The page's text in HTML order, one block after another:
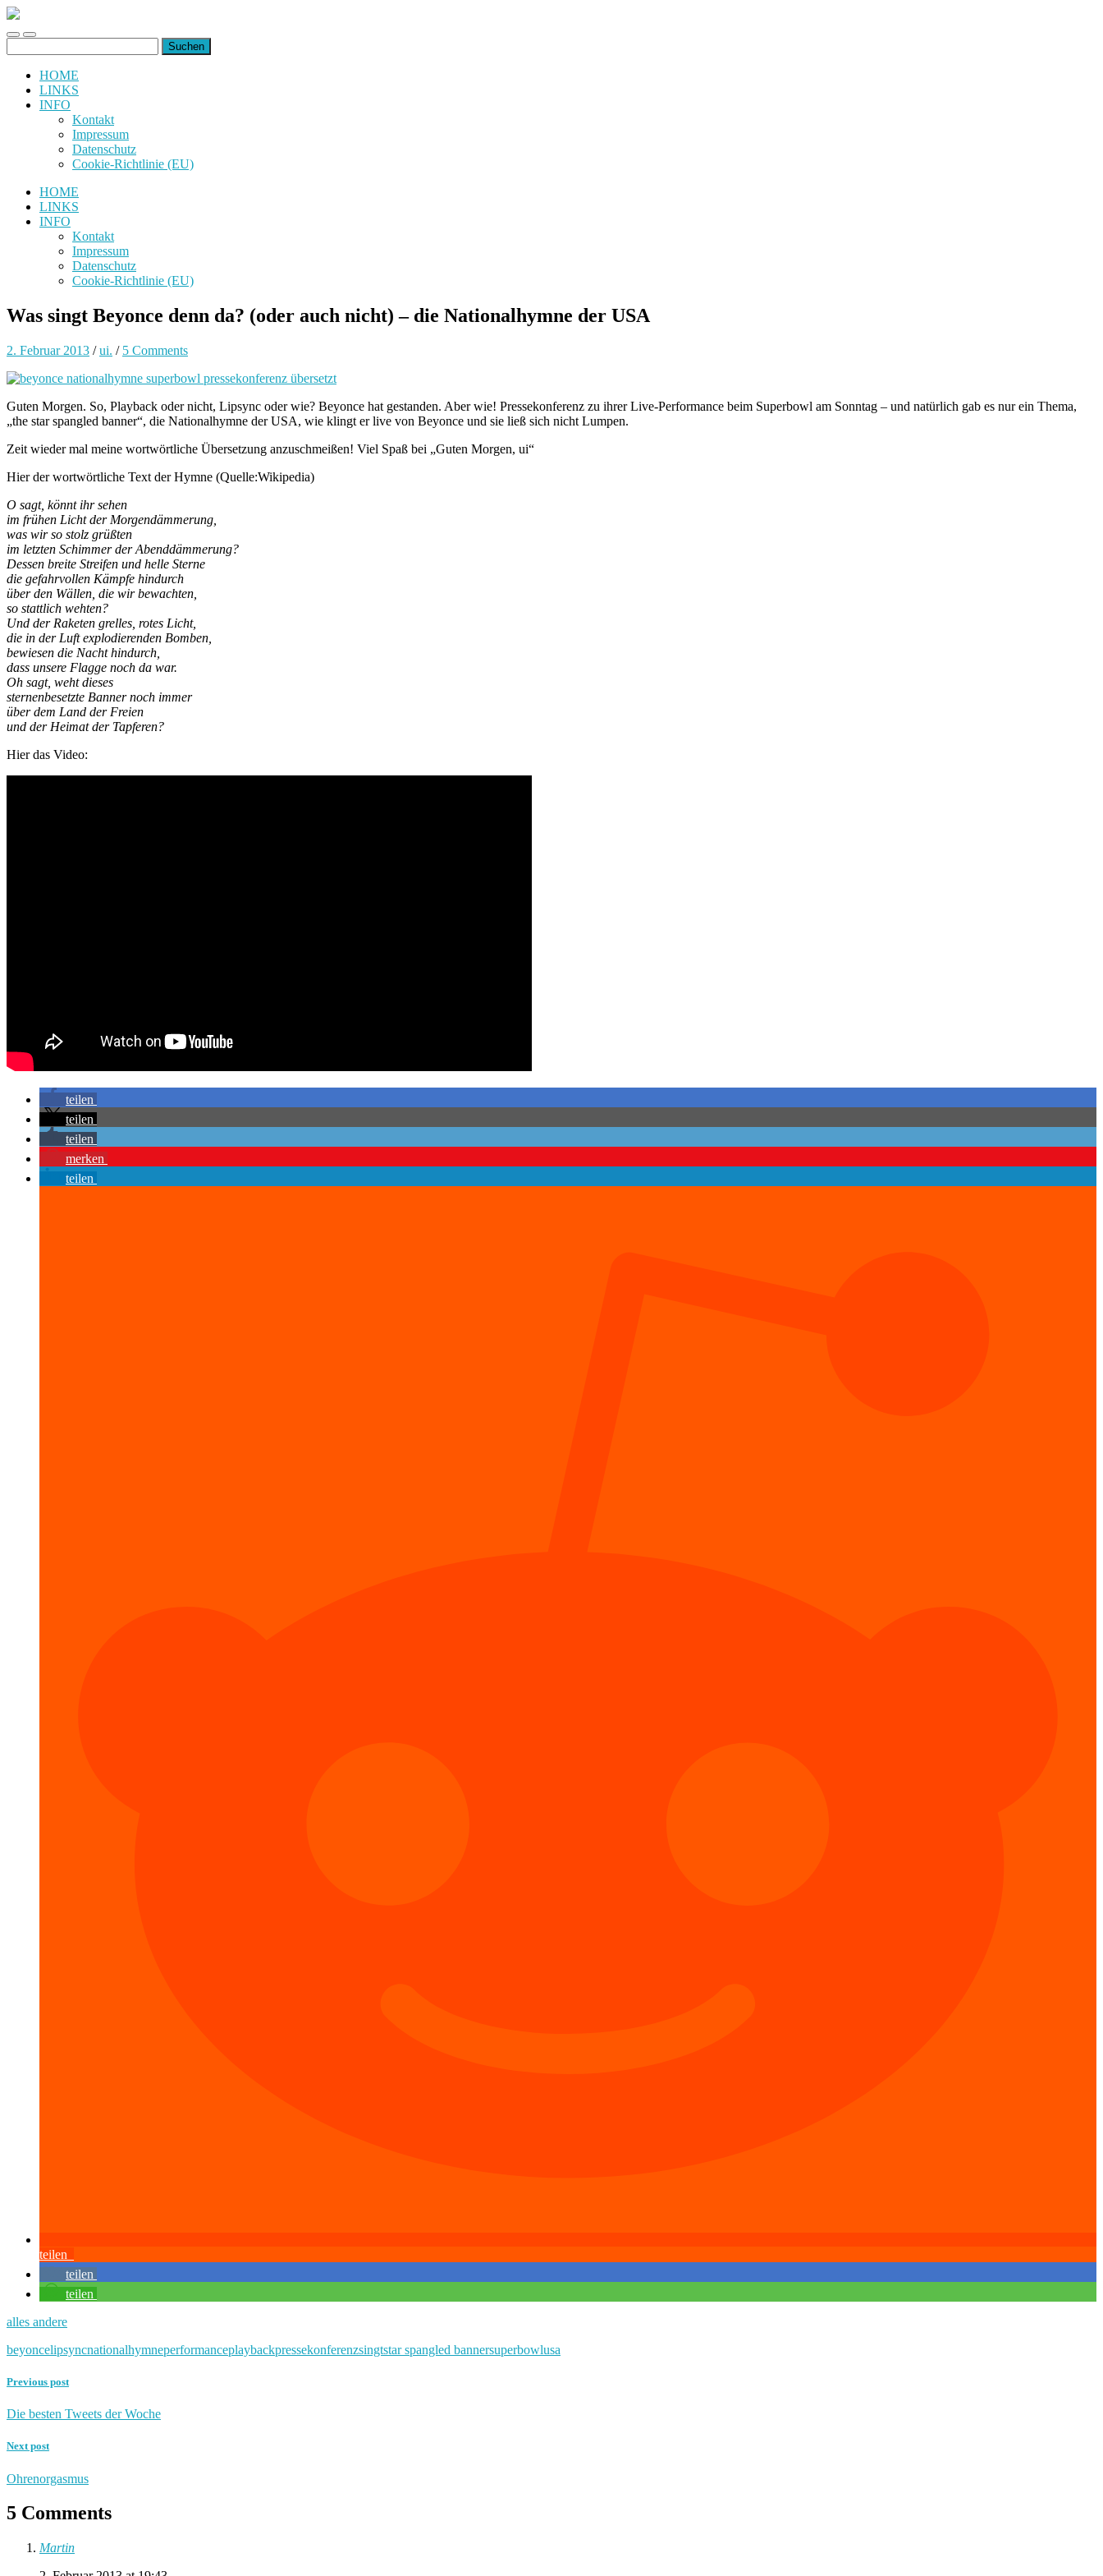
uiuiuiuiuiuiui.de
Toggle
mobile
Toggle
search
nach:
HOME
LINKS
INFO
Kontakt
Impressum
Datenschutz
Cookie-Richtlinie (EU)
HOME
LINKS
INFO
Kontakt
Impressum
Datenschutz
Cookie-Richtlinie (EU)
Was singt Beyonce denn da? (oder auch nicht) – die Nationalhymne der USA
2. Februar 2013 /ui. / 5 Comments
Guten Morgen. So, Playback oder nicht, Lipsync oder wie? Beyonce hat gestanden. Aber wie! Pressekonferenz zu ihrer Live-Performance beim Superbowl am Sonntag – und natürlich gab es nur ein Thema,
„the star spangled banner“, die Nationalhymne der USA, wie klingt er live von Beyonce und sie ließ sich nicht Lumpen.
Zeit wieder mal meine wortwörtliche Übersetzung anzuschmeißen! Viel Spaß bei „Guten Morgen, ui“
Hier der wortwörtliche Text der Hymne (Quelle:Wikipedia)
O sagt, könnt ihr sehen
im frühen Licht der Morgendämmerung,
was wir so stolz grüßten
im letzten Schimmer der Abenddämmerung?
Dessen breite Streifen und helle Sterne
die gefahrvollen Kämpfe hindurch
über den Wällen, die wir bewachten,
so stattlich wehten?
Und der Raketen grelles, rotes Licht,
die in der Luft explodierenden Bomben,
bewiesen die Nacht hindurch,
dass unsere Flagge noch da war.
Oh sagt, weht dieses
sternenbesetzte Banner noch immer
über dem Land der Freien
und der Heimat der Tapferen?
Hier das Video:
teilen
teilen
teilen
merken
teilen
teilen
teilen
teilen
alles andere
beyoncelipsyncnationalhymneperformanceplaybackpressekonferenzsingtstar spangled bannersuperbowlusa
Previous post
Die besten Tweets der Woche
Next post
Ohrenorgasmus
5 Comments
Martin